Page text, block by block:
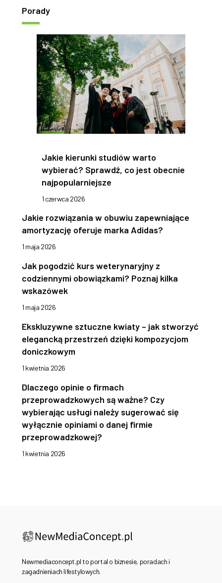
Porady
Jakie kierunki studiów warto
wybierać? Sprawdź, co jest obecnie
najpopularniejsze
1 czerwca 2026
Jakie rozwiązania w obuwiu zapewniające
amortyzację oferuje marka Adidas?
1 maja 2026
Jak pogodzić kurs weterynaryjny z
codziennymi obowiązkami? Poznaj kilka
wskazówek
1 maja 2026
Ekskluzywne sztuczne kwiaty – jak stworzyć
elegancką przestrzeń dzięki kompozycjom
doniczkowym
1 kwietnia 2026
Dlaczego opinie o firmach
przeprowadzkowych są ważne? Czy
wybierając usługi należy sugerować się
wyłącznie opiniami o danej firmie
przeprowadzkowej?
1 kwietnia 2026
Newmediaconcept.pl to portal o biznesie, poradach i
zagadnieniach lifestylowych.